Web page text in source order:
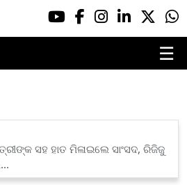
☰
ସହ ହାତ ମିଳାଇଲେ ସାଂସଦ, ରିଜିଜୁ